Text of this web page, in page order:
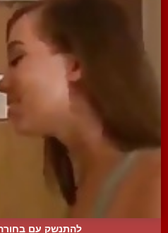
להתנשק עם